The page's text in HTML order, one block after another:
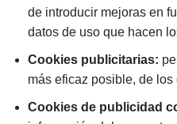
de introducir mejoras en
datos de uso que hacen
Cookies publicitarias:
más eficaz posible, de
Cookies de publicidad